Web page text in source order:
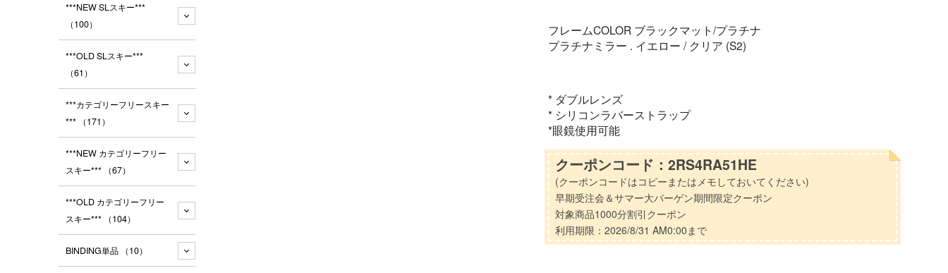
フレームCOLOR ブラックマット/プラチナ
プラチナミラー . イエロー / クリア (S2)
* ダブルレンズ
* シリコンラバーストラップ
*眼鏡使用可能
クーポンコード：2RS4RA51HE
(クーポンコードはコピーまたはメモしておいてください)
早期受注会＆サマー大バーゲン期間限定クーポン
対象商品1000分割引クーポン
利用期限：2026/8/31 AM0:00まで
***NEW SLスキー***
（100）
***OLD SLスキー***
（61）
***カテゴリーフリースキー
*** （171）
***NEW カテゴリーフリー
スキー*** （67）
***OLD カテゴリーフリー
スキー*** （104）
BINDING単品 （10）